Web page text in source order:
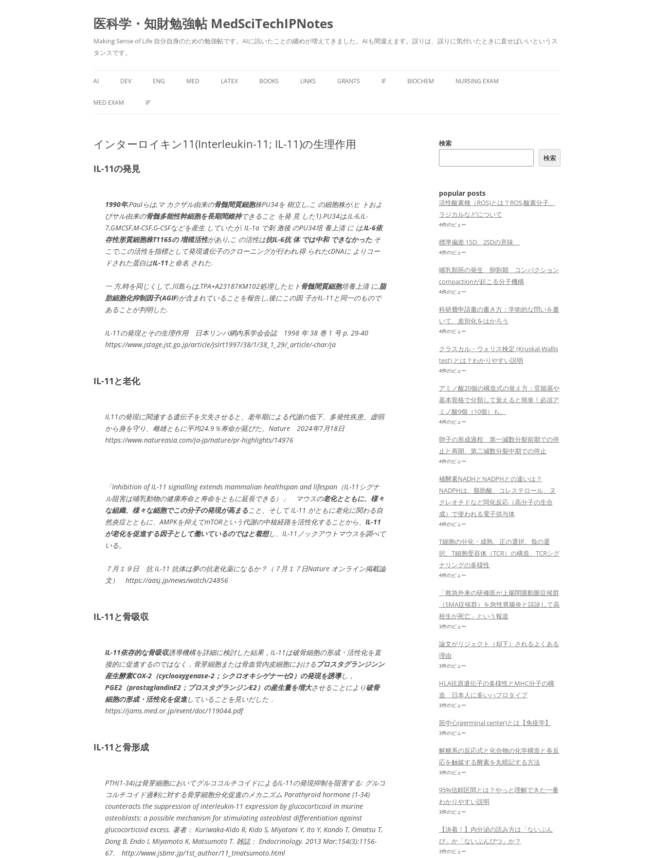
医科学・知財勉強帖 MedSciTechIPNotes
Making Sense of Life 自分自身のための勉強帖です。AIに訊いたことの纏めが増えてきました。AIも間違えます。誤りは、誤りに気付いたときに直せばいいというス
タンスです。
AI DEV ENG MED LATEX BOOKS LINKS GRANTS IF BIOCHEM NURSING EXAM
MED EXAM IP
インターロイキン11(Interleukin-11; IL-11)の生理作用
IL-11の発見
1990年,Paulらは,マ カクザル由来の骨髄間質細胞株PU34を 樹立し,こ の細胞株が,ヒ トおよ
びサル由来の骨髄多能性幹細胞を長期間維持できること を発 見 した1).PU34は,IL-6,IL-
7,GMCSF,M-CSF,G-CSFなどを産生 していたが, IL-1α で刺 激後 のPU34培 養上清 に は,IL-6依
存性形質細胞株T1165の 増殖活性があり,こ の活性は抗IL-6抗 体 では中和 できなかった.そ
こで,この活性を指標として発現遺伝子のクローニングが行われ,得 られたcDNAに よりコー
ドされた蛋白はIL-11と命名 された.
一 方,時を同じくして,川島らは,TPA+A23187KM102処理したヒト骨髄間質細胞培養上清 に,脂
肪細胞化抑制因子(AGIF)が含まれていることを報告し,後にこの因 子がIL-11と同一のもので
あることが判明した.
IL-11の発現とその生理作用 日本リンパ網内系学会会誌 1998 年 38 巻 1 号 p. 29-40
https://www.jstage.jst.go.jp/article/jslrt1997/38/1/38_1_29/_article/-char/ja
IL-11と老化
IL11の発現に関連する遺伝子を欠失させると、老年期による代謝の低下、多発性疾患、虚弱
から身を守り、雌雄ともに平均24.9％寿命が延びた。Nature 2024年7月18日
https://www.natureasia.com/ja-jp/nature/pr-highlights/14976
「Inhibition of IL-11 signalling extends mammalian healthspan and lifespan（IL-11シグナ
ル阻害は哺乳動物の健康寿命と寿命をともに延長できる）」 マウスの老化とともに、様々
な組織、様々な細胞でこの分子の発現が高まること、そして IL-11 がともに老化に関わる自
然炎症とともに、AMPKを抑えてmTORという代謝の中核経路を活性化することから、 IL-11
が老化を促進する因子として働いているのではと着想し、IL-11ノックアウトマウスを調べて
いる。
７月１９日 抗 IL-11 抗体は夢の抗老化薬になるか？（７月１７日Nature オンライン掲載論
文） https://aasj.jp/news/watch/24856
IL-11と骨吸収
IL-11依存的な骨吸収誘導機構を詳細に検討した結果，IL-11は破骨細胞の形成・活性化を直
接的に促進するのではなく，骨芽細胞または骨血管内皮細胞における プロスタグランジンン
産生酵素COX-2（cyclooxygenase-2；シクロオキシゲナーゼ2）の発現を誘導し，
PGE2（prostaglandinE2；プロスタグランジンE2）の産生量を増大させることにより破骨
細胞の形成・活性化を促進していることを見いだした．
https://jams.med.or.jp/event/doc/119044.pdf
IL-11と骨形成
PTH(1-34)は骨芽細胞においてグルココルチコイドによるIL-11の発現抑制を阻害する: グルコ
コルチコイド過剰に対する骨芽細胞分化促進のメカニズム Parathyroid hormone (1-34)
counteracts the suppression of interleukin-11 expression by glucocorticoid in murine
osteoblasts: a possible mechanism for stimulating osteoblast differentiation against
glucocorticoid excess. 著者： Kuriwaka-Kido R, Kido S, Miyatani Y, Ito Y, Kondo T, Omatsu T,
Dong B, Endo I, Miyamoto K, Matsumoto T. 雑誌： Endocrinology. 2013 Mar;154(3):1156-
67. http://www.jsbmr.jp/1st_author/11_tmatsumoto.html
検索
検索
popular posts
活性酸素種（ROS)とは？ROS,酸素分子、
ラジカルなどについて
4件のビュー
標準偏差 1SD、2SDの意味
4件のビュー
哺乳類胚の発生 卵割期 コンパクション
compactionが起こる分子機構
4件のビュー
科研費申請書の書き方：学術的な問いを書
いて、差別化をはかろう
4件のビュー
クラスカル・ウォリス検定 (Kruskal-Wallis
test) とは？わかりやすい説明
4件のビュー
アミノ酸20個の構造式の覚え方：官能基や
基本骨格で分類して覚えると簡単！必須ア
ミノ酸9個（10個）も。
4件のビュー
卵子の形成過程 第一減数分裂前期での停
止と再開、第二減数分裂中期での停止
4件のビュー
補酵素NADHとNADPHとの違いは？
NADPHは、脂肪酸、コレステロール、ヌ
クレオチドなど同化反応（高分子の生合
成）で使われる電子供与体
4件のビュー
T細胞の分化・成熟、正の選択、負の選
択、T細胞受容体（TCR）の構造、TCRシグ
ナリングの多様性
4件のビュー
「救急外来の研修医が上腸間膜動脈症候群
（SMA症候群）を急性胃腸炎と誤診して高
校生が死亡」という報道
3件のビュー
論文がリジェクト（却下）されるよくある
理由
3件のビュー
HLA抗原遺伝子の多様性とMHC分子の構
造 日本人に多いハプロタイプ
3件のビュー
胚中心(germinal center)とは【免疫学】
3件のビュー
解糖系の反応式と化合物の化学構造と各反
応を触媒する酵素を丸暗記する方法
3件のビュー
95%信頼区間とは？やっと理解できた一番
わかりやすい説明
3件のビュー
【決着！】内分泌の読み方は「ないぶん
ぴ」か「ないぶんぴつ」か？
3件のビュー